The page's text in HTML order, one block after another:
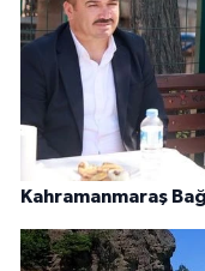
Kahramanmaraş